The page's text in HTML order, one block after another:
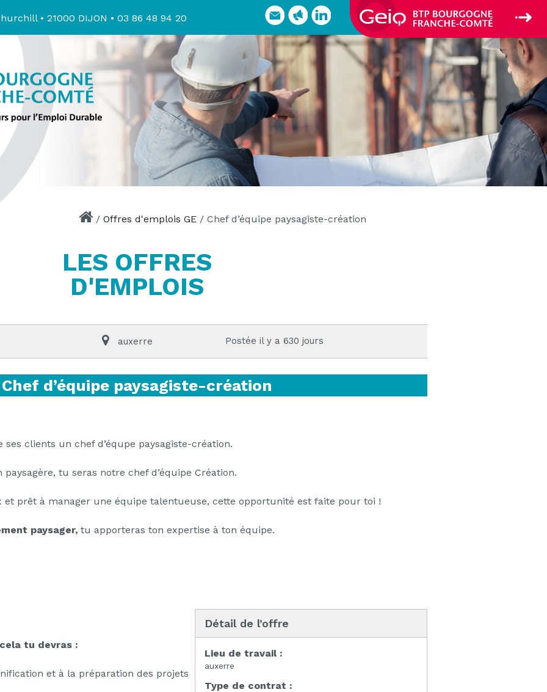
• 21000 DIJON • 03 86 48 94 20
/ Offres d'emplois GE / Chef d’équipe paysagiste-création
LES OFFRES
D'EMPLOIS
auxerre Postée il y a 630 jours
Chef d’équipe paysagiste-création
clients un chef d’équpe paysagiste-création.
tu seras notre chef d’équipe Création.
et prêt à manager une équipe talentueuse, cette opportunité est faite pour toi !
paysager, tu apporteras ton expertise à ton équipe.
tu devras :
et à la préparation des projets
Détail de l’offre
Lieu de travail :
auxerre
Type de contrat :